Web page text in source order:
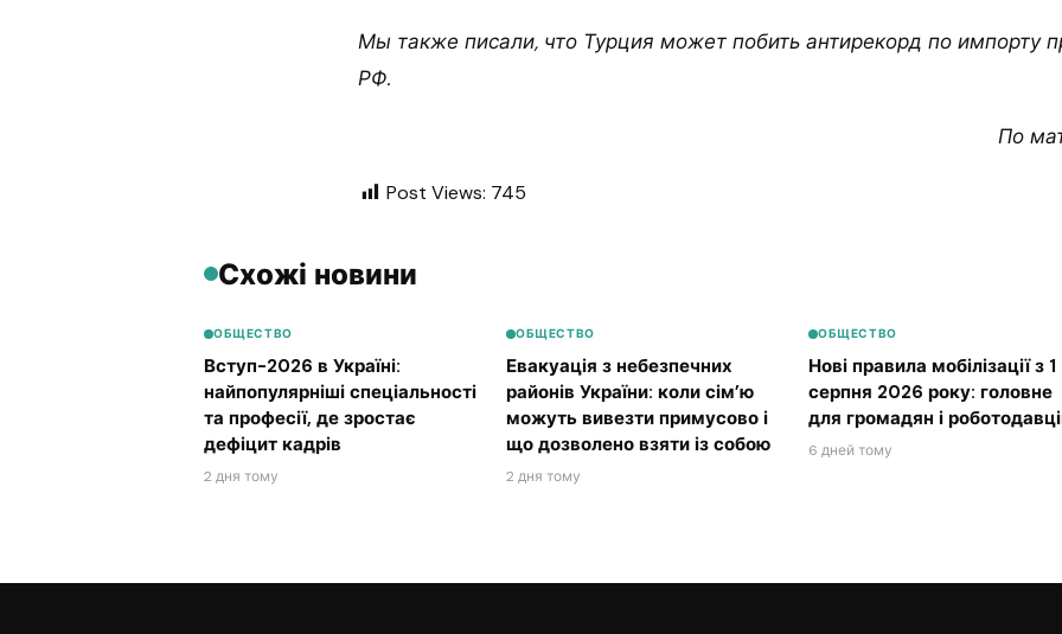
Мы также писали, что Турция может побить антирекорд по импорту
РФ.
По
Post Views: 745
Схожі новини
ОБЩЕСТВО
Вступ-2026 в Україні:
найпопулярніші спеціальності
та професії, де зростає
дефіцит кадрів
2 дня тому
ОБЩЕСТВО
Евакуація з небезпечних
районів України: коли сім’ю
можуть вивезти примусово і
що дозволено взяти із собою
2 дня тому
ОБЩЕСТВО
Нові правила мобілізації з 1
серпня 2026 року: головне
для громадян і
6 дней тому